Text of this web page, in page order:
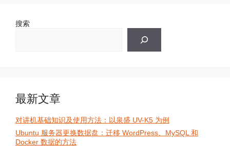
搜索
最新文章
对讲机基础知识及使用方法：以泉盛 UV-K5 为例
Ubuntu 服务器更换数据盘：迁移 WordPress、MySQL 和
Docker 数据的方法